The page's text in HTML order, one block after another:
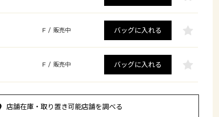
F / 販売中 バッグに入れる
F / 販売中 バッグに入れる
店舗在庫・取り置き可能店舗を調べる